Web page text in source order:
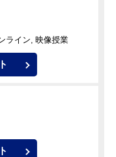
ライン, 映像授業